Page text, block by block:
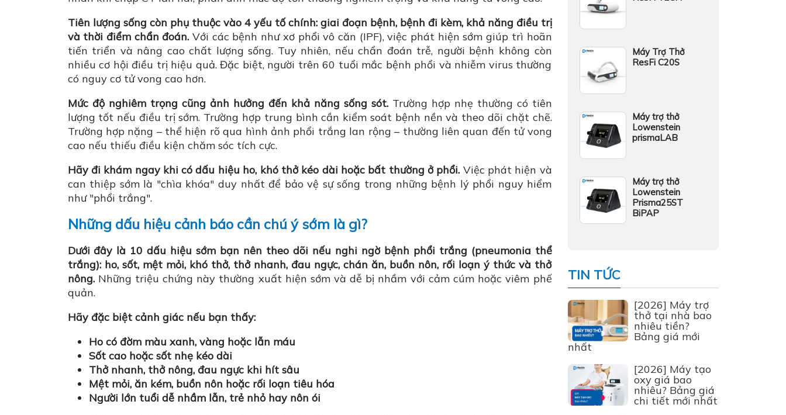
Tiên lượng sống còn phụ thuộc vào 4 yếu tố chính: giai đoạn bệnh, bệnh đi kèm, khả năng điều trị
và thời điểm chẩn đoán. Với các bệnh như xơ phổi vô căn (IPF), việc phát hiện sớm giúp trì hoãn
tiến triển và nâng cao chất lượng sống. Tuy nhiên, nếu chẩn đoán trễ, người bệnh không còn
nhiều cơ hội điều trị hiệu quả. Đặc biệt, người trên 60 tuổi mắc bệnh phổi và nhiễm virus thường
có nguy cơ tử vong cao hơn.
Mức độ nghiêm trọng cũng ảnh hưởng đến khả năng sống sót.Trường hợp nhẹ thường có tiên
lượng tốt nếu điều trị sớm. Trường hợp trung bình cần kiểm soát bệnh nền và theo dõi chặt chẽ.
Trường hợp nặng – thể hiện rõ qua hình ảnh phổi trắng lan rộng – thường liên quan đến tử vong
cao nếu thiếu điều kiện chăm sóc tích cực.
Hãy đi khám ngay khi có dấu hiệu ho, khó thở kéo dài hoặc bất thường ở phổi. Việc phát hiện và
can thiệp sớm là "chìa khóa" duy nhất để bảo vệ sự sống trong những bệnh lý phổi nguy hiểm
như "phổi trắng".
Những dấu hiệu cảnh báo cần chú ý sớm là gì?
Dưới đây là 10 dấu hiệu sớm bạn nên theo dõi nếu nghi ngờ bệnh phổi trắng (pneumonia thể
trắng): ho, sốt, mệt mỏi, khó thở, thở nhanh, đau ngực, chán ăn, buồn nôn, rối loạn ý thức và thở
nông.Những triệu chứng này thường xuất hiện sớm và dễ bị nhầm với cảm cúm hoặc viêm phế
quản.
Hãy đặc biệt cảnh giác nếu bạn thấy:
Ho có đờm màu xanh, vàng hoặc lẫn máu
Sốt cao hoặc sốt nhẹ kéo dài
Thở nhanh, thở nông, đau ngực khi hít sâu
Mệt mỏi, ăn kém, buồn nôn hoặc rối loạn tiêu hóa
Người lớn tuổi dễ nhầm lẫn, trẻ nhỏ hay nôn ói
Máy Trợ Thở
ResFi C20S
Máy trợ thở
Lowenstein
prismaLAB
Máy trợ thở
Lowenstein
Prisma25ST
BiPAP
TIN TỨC
[2026] Máy trợ
thở tại nhà bao
nhiêu tiền?
Bảng giá mới
nhất
[2026] Máy tạo
oxy giá bao
nhiêu? Bảng giá
chi tiết mới nhất